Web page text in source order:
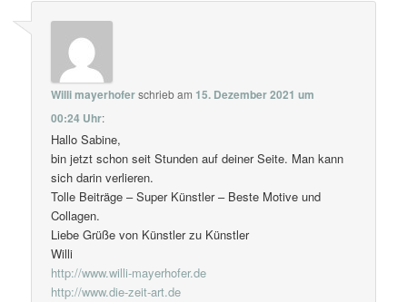
Willi mayerhoferschriebam 15. Dezember 2021 um
00:24 Uhr:
Hallo Sabine,
bin jetzt schon seit Stunden auf deiner Seite. Man kann
sich darin verlieren.
Tolle Beiträge – Super Künstler – Beste Motive und
Collagen.
Liebe Grüße von Künstler zu Künstler
Willi
http://www.willi-mayerhofer.de
http://www.die-zeit-art.de